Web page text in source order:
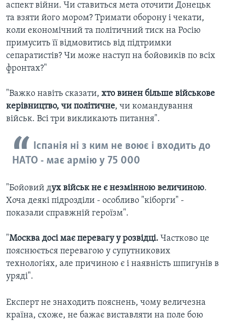
аспект війни. Чи ставиться мета оточити Донецьк
та взяти його мором? Тримати оборону і чекати,
коли економічний та політичний тиск на Росію
примусить її відмовитись від підтримки
сепаратистів? Чи може наступ на бойовиків по всіх
фронтах?"
"Важко навіть сказати, хто винен більше військове
керівництво, чи політичне, чи командування
військ. Всі три викликають питання".
Іспанія ні з ким не воює і входить до
НАТО - має армію у 75 000
"Бойовий дух військ не є незмінною величиною.
Хоча деякі підрозділи - особливо "кіборги" -
показали справжній героїзм".
"Москва досі має перевагу у розвідці. Частково це
пояснюється перевагою у супутникових
технологіях, але причиною є і наявність шпигунів в
уряді".
Експерт не знаходить пояснень, чому величезна
країна, схоже, не бажає виставляти на поле бою